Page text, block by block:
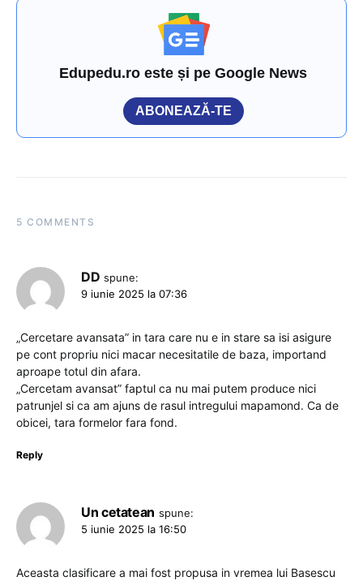
Edupedu.ro este și pe Google News
ABONEAZĂ-TE
5 COMMENTS
DD spune:
9 iunie 2025 la 07:36
„Cercetare avansata” in tara care nu e in stare sa isi asigure
pe cont propriu nici macar necesitatile de baza, importand
aproape totul din afara.
„Cercetam avansat” faptul ca nu mai putem produce nici
patrunjel si ca am ajuns de rasul intregului mapamond. Ca de
obicei, tara formelor fara fond.
Reply
Un cetatean spune:
5 iunie 2025 la 16:50
Aceasta clasificare a mai fost propusa in vremea lui Basescu